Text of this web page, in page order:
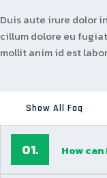
Duis aute irure dolor
cillum dolore eu
mollit anim id est
Show All Faq
01. How